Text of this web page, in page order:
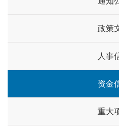
政策
人事
资金
重大